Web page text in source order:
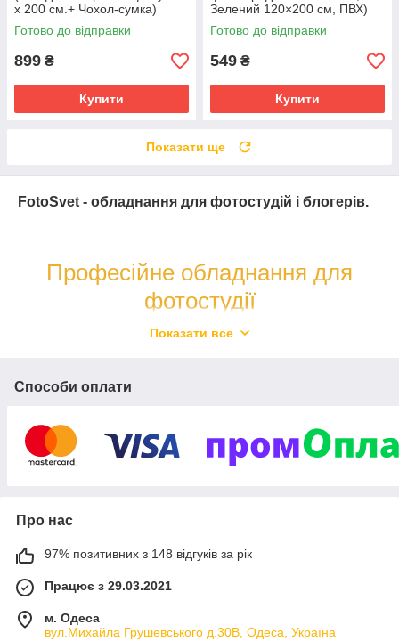
х 200 см.+ Чохол-сумка)
Готово до відправки
899 ₴
Купити
Зелений 120×200 см, ПВХ)
Готово до відправки
549 ₴
Купити
Показати ще
FotoSvet - обладнання для фотостудій і блогерів.
Професійне обладнання для
фотостудії
Освітлення, різні аксесуари і багато
надаємо гарантію. Співпрацюємо з оптовиками і
дропшиперами.
Новинки та лідери продажів
Показати все
Способи оплати
Про нас
97% позитивних з 148 відгуків за рік
Працює з 29.03.2021
м. Одеса
вул.Михайла Грушевського д.30В, Одеса, Україна